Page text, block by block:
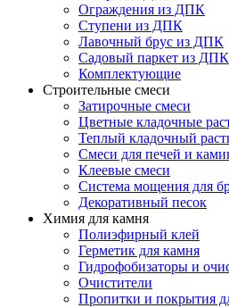
Ограждения из ДПК
Ступени из ДПК
Лавочный брус из ДПК
Садовый паркет из ДПК
Комплектующие
Строительные смеси
Затирочные смеси
Цветные кладочные
Теплый кладочный
Смеси для печей и
Клеевые смеси
Система мощения для
Декоративный песок
Химия для камня
Полиэфирный клей
Герметик для камня
Гидрофобизаторы и
Очистители
Пропитки и покрытия